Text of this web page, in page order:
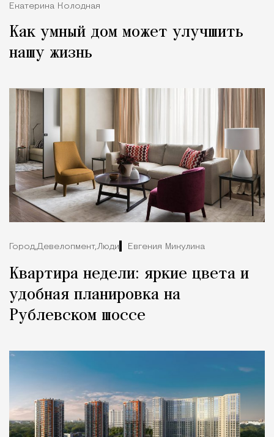
Екатерина Колодная
Как умный дом может улучшить
нашу жизнь
Город,Девелопмент,Люди Евгения Микулина
Квартира недели: яркие цвета и
удобная планировка на
Рублевском шоссе